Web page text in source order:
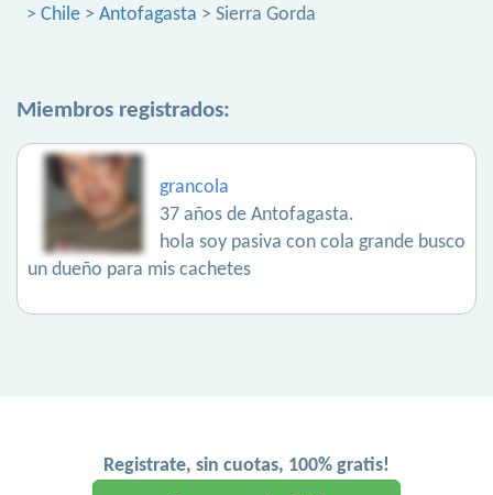
> Chile > Antofagasta > Sierra Gorda
Miembros registrados:
grancola
37 años de Antofagasta.
hola soy pasiva con cola grande busco
un dueño para mis cachetes
Registrate, sin cuotas, 100% gratis!